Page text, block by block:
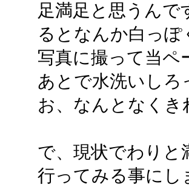
足満足と思うん
るとなんか白っ
写真に撮って当ペ
あとで水洗いし
お、なんとなく
で、現状でわりと
行ってみる事にし